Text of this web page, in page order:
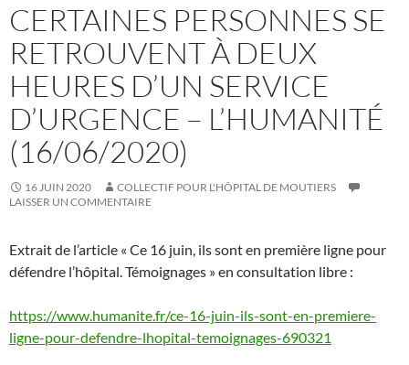
CERTAINES PERSONNES SE
RETROUVENT À DEUX
HEURES D’UN SERVICE
D’URGENCE – L’HUMANITÉ
(16/06/2020)
16 JUIN 2020
COLLECTIF POUR L'HÔPITAL DE MOUTIERS
LAISSER UN COMMENTAIRE
Extrait de l’article « Ce 16 juin, ils sont en première ligne pour
défendre l’hôpital. Témoignages » en consultation libre :
https://www.humanite.fr/ce-16-juin-ils-sont-en-premiere-
ligne-pour-defendre-lhopital-temoignages-690321